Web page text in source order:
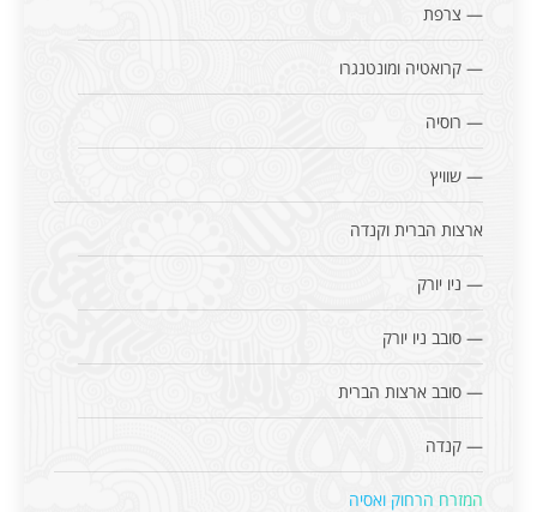
— צרפת
— קרואטיה ומונטנגרו
— רוסיה
— שוויץ
ארצות הברית וקנדה
— ניו יורק
— סובב ניו יורק
— סובב ארצות הברית
— קנדה
המזרח הרחוק ואסיה